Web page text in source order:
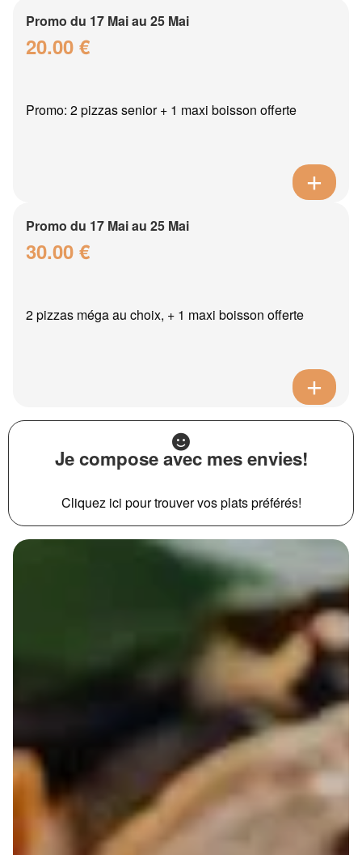
Promo du 17 Mai au 25 Mai
20.00 €
Promo: 2 pizzas senior + 1 maxi boisson offerte
Promo du 17 Mai au 25 Mai
30.00 €
2 pizzas méga au choix, + 1 maxi boisson offerte
Je compose avec mes envies!
Cliquez ici pour trouver vos plats préférés!